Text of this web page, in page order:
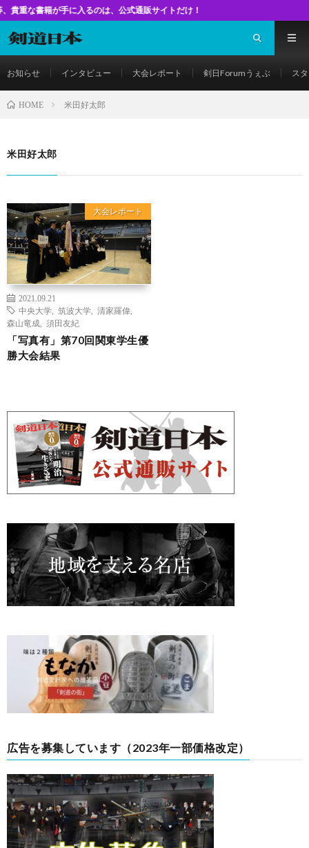
手に入るのは、公式通販サイトだけ！
お知らせ インタビュー 大会レポート 剣日Forumうぇぶ ス
HOME 米田好太郎
米田好太郎
大会レポート
2021.09.21
中央大学
筑波大学 清家羅偉
森山竜成
須田友紀
「写真有」第70回関東学生優
勝大会結果
広告を募集しています（2023年一部価格改定）